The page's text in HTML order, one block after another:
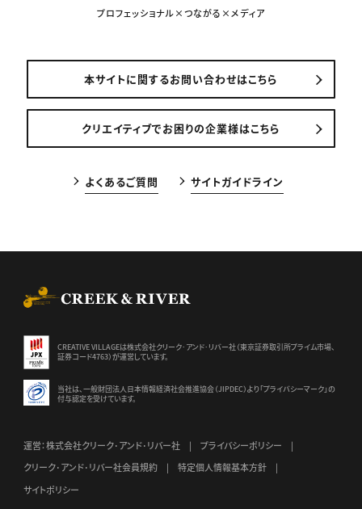
プロフェッショナル×つながる×メディア
本サイトに関するお問い合わせはこちら
クリエイティブでお困りの企業様はこちら
よくあるご質問 サイトガイドライン
CREATIVE VILLAGEは株式会社クリーク･アンド･リバー社（東京証券取引所プライム市場、
証券コード4763）が運営しています。
当社は、一般財団法人日本情報経済社会推進協会（JIPDEC）より 「プライバシーマーク」の
付与認定を受けています。
運営：株式会社クリーク･アンド･リバー社
プライバシーポリシー
クリーク･アンド･リバー社会員規約
特定個人情報基本方針
サイトポリシー